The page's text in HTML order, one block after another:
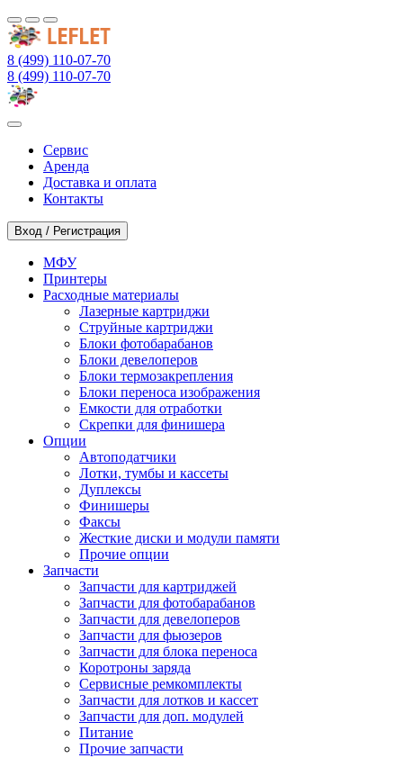
8 (499) 110-07-70
8 (499) 110-07-70
Сервис
Аренда
Доставка и оплата
Контакты
Вход / Регистрация
МФУ
Принтеры
Расходные материалы
Лазерные картриджи
Струйные картриджи
Блоки фотобарабанов
Блоки девелоперов
Блоки термозакрепления
Блоки переноса изображения
Емкости для отработки
Скрепки для финишера
Опции
Автоподатчики
Лотки, тумбы и кассеты
Дуплексы
Финишеры
Факсы
Жесткие диски и модули памяти
Прочие опции
Запчасти
Запчасти для картриджей
Запчасти для фотобарабанов
Запчасти для девелоперов
Запчасти для фьюзеров
Запчасти для блока переноса
Коротроны заряда
Сервисные ремкомплекты
Запчасти для лотков и кассет
Запчасти для доп. модулей
Питание
Прочие запчасти